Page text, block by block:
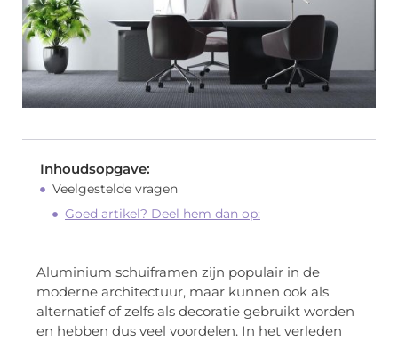
Inhoudsopgave:
Veelgestelde vragen
Goed artikel? Deel hem dan op:
Aluminium schuiframen zijn populair in de
moderne architectuur, maar kunnen ook als
alternatief of zelfs als decoratie gebruikt worden
en hebben dus veel voordelen. In het verleden